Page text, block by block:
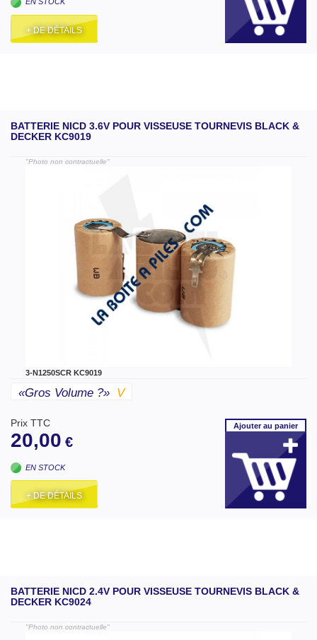
+ DE DÉTAILS
BATTERIE NICD 3.6V POUR VISSEUSE TOURNEVIS BLACK &
DECKER KC9019
"Photo non contractuelle"
3-N1250SCR KC9019
«gros Volume ?» V
Prix TTC
20,00 €
EN STOCK
+ DE DÉTAILS
Ajouterau panier
BATTERIE NICD 2.4V POUR VISSEUSE TOURNEVIS BLACK &
DECKER KC9024
"Photo non contractuelle"